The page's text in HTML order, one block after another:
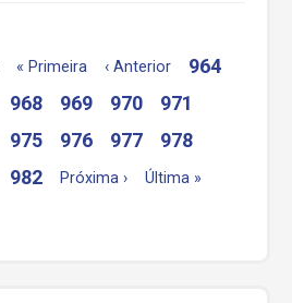
« Primeira ‹ Anterior
964
968 969 970
971
975 976 977
978
982 Próxima › Última »